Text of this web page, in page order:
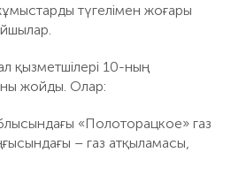
түгелімен жоғары
қызметшілері 10-ның
жойды. Олар:
«Полоторацкое» газ
– газ атқыламасы,